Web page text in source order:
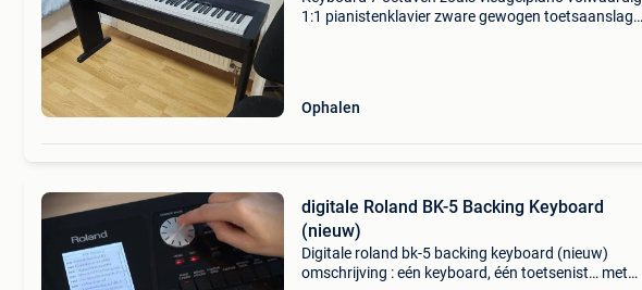
1:1 pianistenklavier zware gewogen toetsaanslag
Ophalen
digitale Roland BK-5 Backing Keyboard
(nieuw)
Digitale roland bk-5 backing keyboard (nieuw)
omschrijving : eén keyboard, één toetsenist… met